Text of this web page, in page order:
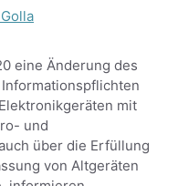
eine Änderung des
mit
und
über die Erfüllung
von Altgeräten